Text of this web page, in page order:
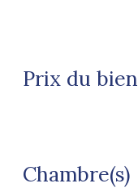
Prix du bien
Chambre(s)